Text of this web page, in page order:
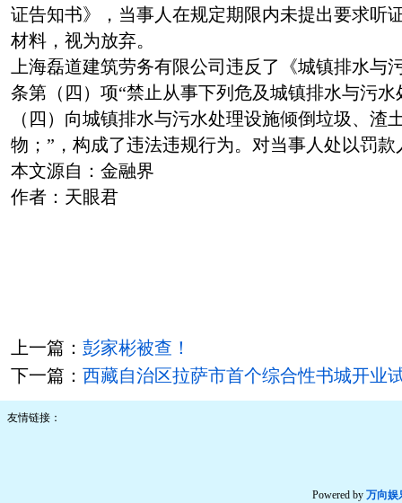
证告知书》，当事人在规定期限内未提出要求听
材料，视为放弃。
上海磊道建筑劳务有限公司违反了《城镇排水与
条第（四）项“禁止从事下列危及城镇排水与污
（四）向城镇排水与污水处理设施倾倒垃圾、渣
物；”，构成了违法违规行为。对当事人处以罚
本文源自：金融界
作者：天眼君
上一篇： 彭家彬被查！
下一篇： 西藏自治区拉萨市首个综合性书城开业
友情链接：
Powered by 万向娱